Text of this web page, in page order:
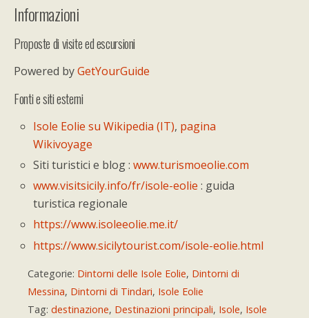
Informazioni
Proposte di visite ed escursioni
Powered byGetYourGuide
Fonti e siti esterni
Isole Eolie su Wikipedia (IT), pagina
Wikivoyage
Siti turistici e blog :www.turismoeolie.com
www.visitsicily.info/fr/isole-eolie : guida
turistica regionale
https://www.isoleeolie.me.it/
https://www.sicilytourist.com/isole-eolie.html
Categorie: Dintorni delle Isole Eolie, Dintorni di
Messina, Dintorni di Tindari, Isole Eolie
Tag: destinazione, Destinazioni principali, Isole, Isole